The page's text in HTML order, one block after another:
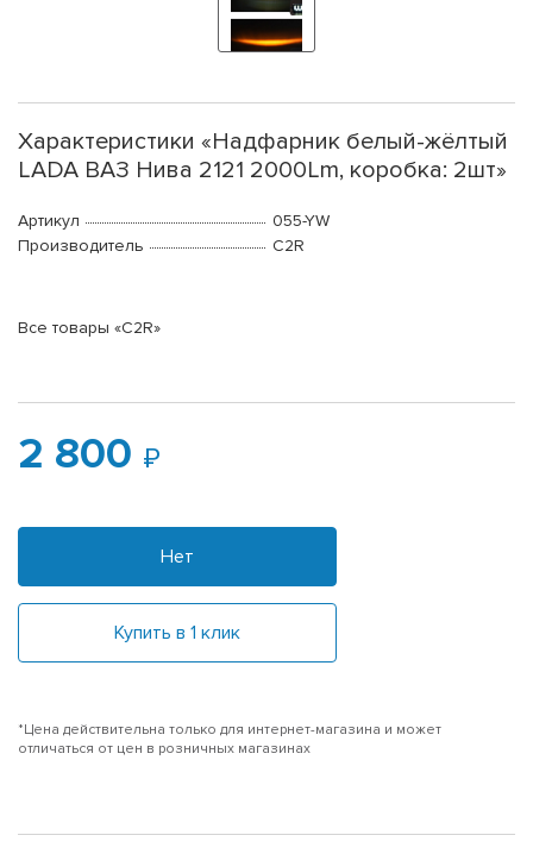
Характеристики «Надфарник белый-жёлтый
LADA ВАЗ Нива 2121 2000Lm, коробка: 2шт»
Артикул
055-YW
Производитель
C2R
Все товары «C2R»
2 800
Нет
Купить в 1 клик
*Цена действительна только для интернет-магазина и может
отличаться от цен в розничных магазинах